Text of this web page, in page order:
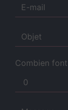
Combien